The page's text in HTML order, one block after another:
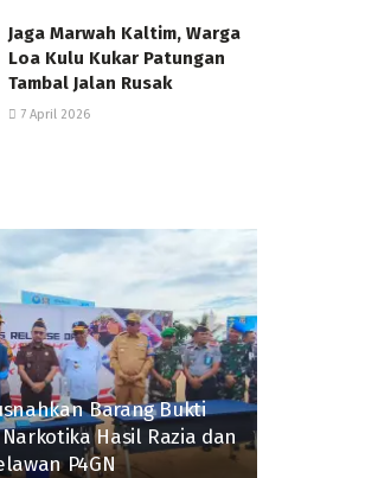
Jaga Marwah Kaltim, Warga
Loa Kulu Kukar Patungan
Tambal Jalan Rusak
7 April 2026
Barang Bukti
Hasil Razia dan
P4GN